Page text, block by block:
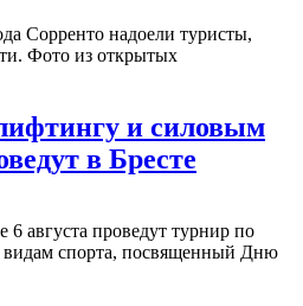
Сорренто надоели туристы,
Фото из открытых
и силовым
в Бресте
6 августа проведут турнир по
спорта, посвященный Дню